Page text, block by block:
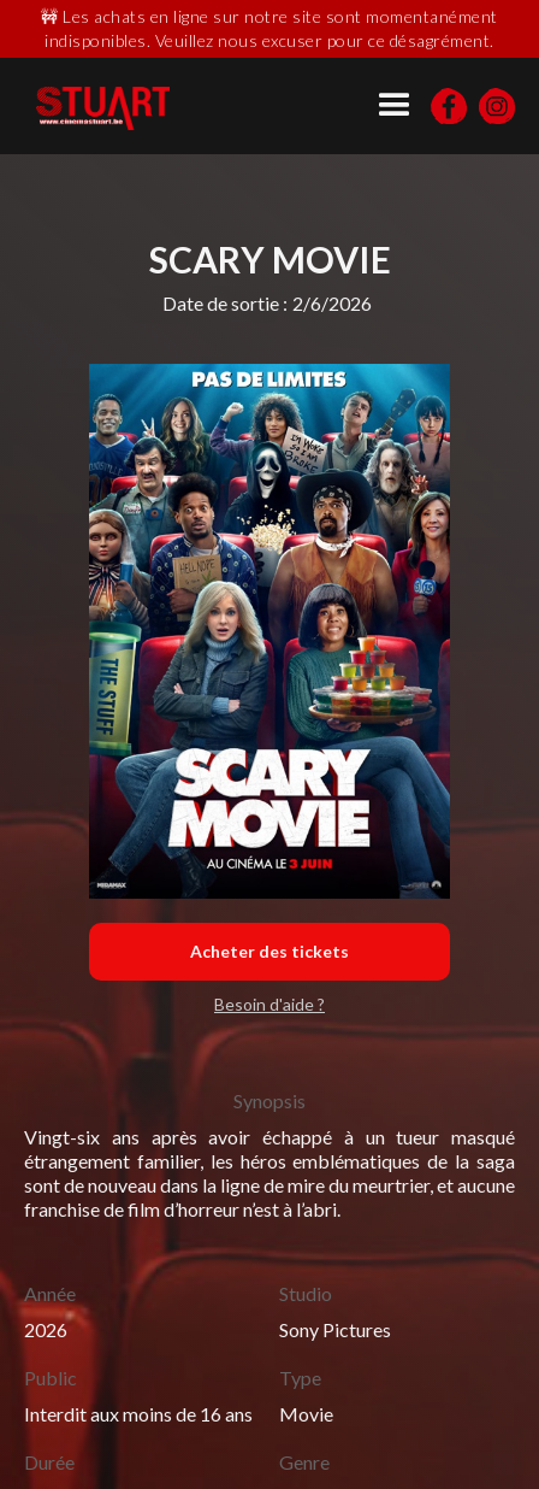
🚧 Les achats en ligne sur notre site sont momentanément
indisponibles. Veuillez nous excuser pour ce désagrément.
SCARY MOVIE
Date de sortie : 2/6/2026
Acheter des tickets
Besoin d'aide ?
Synopsis
Vingt-six ans après avoir échappé à un tueur masqué
étrangement familier, les héros emblématiques de la saga
sont de nouveau dans la ligne de mire du meurtrier, et aucune
franchise de film d’horreur n’est à l’abri.
Année
2026
Public
Interdit aux moins de 16 ans
Durée
Studio
Sony Pictures
Type
Movie
Genre